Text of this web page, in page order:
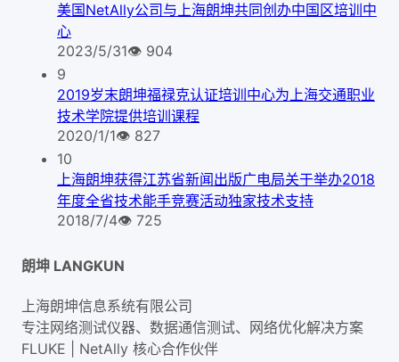
美国NetAlly公司与上海朗坤共同创办中国区培训中
心
2023/5/31👁 904
9
2019岁末朗坤福禄克认证培训中心为上海交通职业
技术学院提供培训课程
2020/1/1👁 827
10
上海朗坤获得江苏省新闻出版广电局关于举办2018
年度全省技术能手竞赛活动独家技术支持
2018/7/4👁 725
朗坤 LANGKUN
上海朗坤信息系统有限公司
专注网络测试仪器、数据通信测试、网络优化解决方案
FLUKE | NetAlly 核心合作伙伴